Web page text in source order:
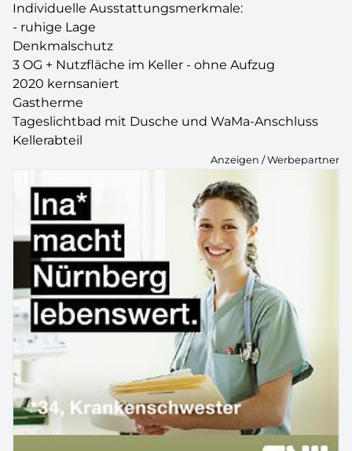
Individuelle Ausstattungsmerkmale:
- ruhige Lage
Denkmalschutz
3 OG + Nutzfläche im Keller - ohne Aufzug
2020 kernsaniert
Gastherme
Tageslichtbad mit Dusche und WaMa-Anschluss
Kellerabteil
Anzeigen / Werbepartner